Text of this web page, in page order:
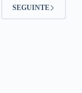
SEGUINTE